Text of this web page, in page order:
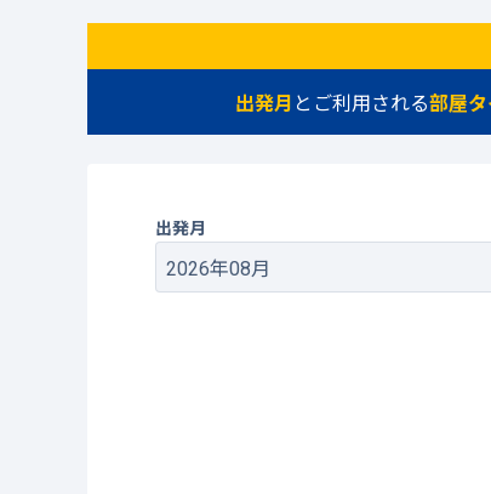
出発月 とご利用される部屋
出発月